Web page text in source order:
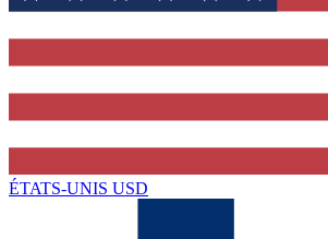
ÉTATS-UNIS USD